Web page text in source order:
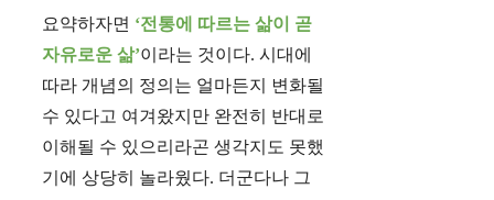
요약하자면 ‘전통에 따르는 삶이 곧
자유로운 삶’이라는 것이다. 시대에
따라 개념의 정의는 얼마든지 변화될
수 있다고 여겨왔지만 완전히 반대로
이해될 수 있으리라곤 생각지도 못했
기에 상당히 놀라웠다. 더군다나 그